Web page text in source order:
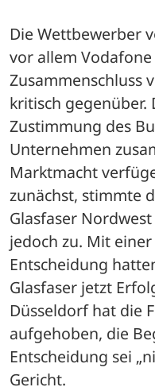
Die Wettbewerber
vor allem
Zusammenschluss
kritisch gegenüber.
Zustimmung des
Unternehmen
Marktmacht
zunächst, stimmte
Glasfaser
jedoch zu. Mit
Entscheidung
Glasfaser jetzt
Düsseldorf hat die
aufgehoben, die
Entscheidung sei
Gericht.